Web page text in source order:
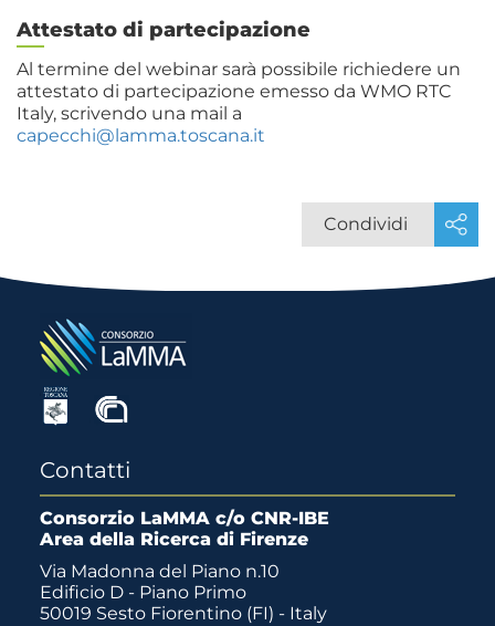
Attestato di partecipazione
Al termine del webinar sarà possibile richiedere un
attestato di partecipazione emesso da WMO RTC
Italy, scrivendo una mail a
capecchi@lamma.toscana.it
Condividi
Contatti
Consorzio LaMMA c/o CNR-IBE
Area della Ricerca di Firenze
Via Madonna del Piano n.10
Edificio D - Piano Primo
50019 Sesto Fiorentino (FI) - Italy